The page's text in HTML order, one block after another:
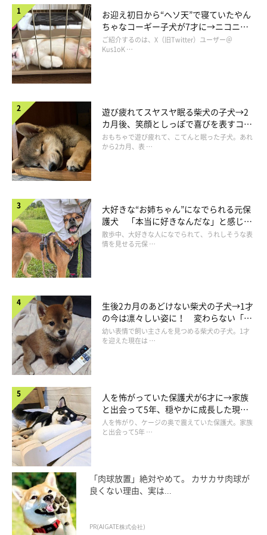
お迎え初日から“ヘソ天”で寝ていたやん
ちゃなコーギー子犬が7才に→ニコニ
コ“コーギースマイル”が魅力のコに成
長！
ご紹介するのは、X（旧Twitter）ユーザー＠
Kus1oK …
遊び疲れてスヤスヤ眠る柴犬の子犬→2
カ月後、笑顔としっぽで喜びを表すコに
成長！
おもちゃで遊び疲れて、こてんと眠った子犬。あれ
から2カ月、表 …
大好きな“お姉ちゃん”になでられる元保
護犬 「本当に好きなんだな」と感じる
表情にほっこり
散歩中、大好きな人になでられて、うれしそうな表
情を見せる元保 …
生後2カ月のあどけない柴犬の子犬→1才
の今は凛々しい姿に！ 変わらない「く
りくりおめめ」にもほっこり
幼い表情で飼い主さんを見つめる柴犬の子犬。1才
を迎えた現在は …
人を怖がっていた保護犬が6才に→家族
と出会って5年、穏やかに成長した現在
の姿にグッとくる
人を怖がり、ケージの奥で震えていた保護犬。家族
と出会って5年 …
「肉球放置」絶対やめて。 カサカサ肉球が
良くない理由、実は...
PR(AIGATE株式会社)